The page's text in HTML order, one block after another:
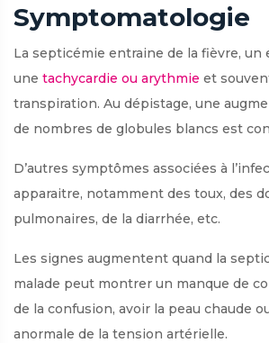
Symptomatologie
La septicémie entraine de la fièvre, un
une tachycardie ou arythmie et
transpiration. Au dépistage, une
de nombres de globules blancs est
D’autres symptômes associées à
apparaitre, notamment des toux, des
pulmonaires, de la diarrhée, etc.
Les signes augmentent quand la
malade peut montrer un manque de
de la confusion, avoir la peau chaude
anormale de la tension artérielle.